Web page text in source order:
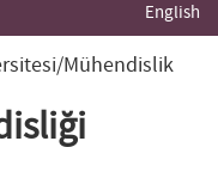
English
/Mühendislik